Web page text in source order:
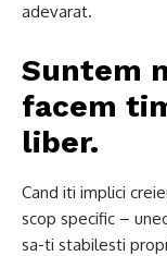
adevarat.
Suntem
facem
liber.
Cand iti implici
scop specific –
sa-ti stabilesti